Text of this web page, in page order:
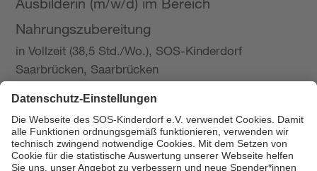
Nahrungszubereitung
in Vollzeit (38,5 Std./Wo.), SOS-Kinderdorf
Saarbrücken, Saarbrücken
Hauswirtschaftskraft (m/w/d)
in Teilzeit (mind. 20 - max. 30 Std./.Wo.), SOS-
Kinderdorf Essen, Essen